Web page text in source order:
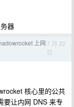
器
上网 7 月 22
日
核心里的公共
要让内网 DNS 来专